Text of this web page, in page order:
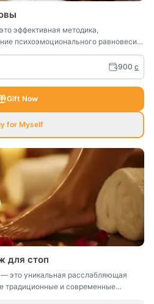
эффективная методика,
психоэмоционального равновесия
сочетает мягкие техники
зоны, способствующие
напряжения.
900 c
Gift Now
for Myself
для стоп
это уникальная расслабляющая
традиционные и современные